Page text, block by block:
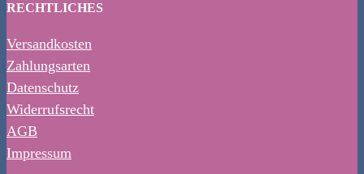
RECHTLICHES
Versandkosten
Zahlungsarten
Datenschutz
Widerrufsrecht
AGB
Impressum